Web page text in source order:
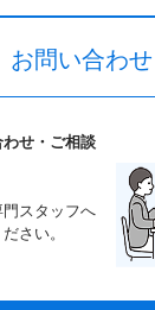
お問い合わせ
せ・ご相談
スタッフへ
さい。